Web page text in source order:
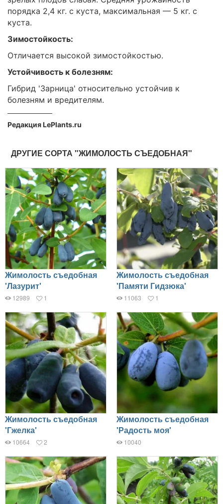
порядка 2,4 кг. с куста, максимальная — 5 кг. с
куста.
Зимостойкость:
Отличается высокой зимостойкостью.
Устойчивость к болезням:
Гибрид 'Зарница' относительно устойчив к
болезням и вредителям.
Редакция LePlants.ru
ДРУГИЕ СОРТА "ЖИМОЛОСТЬ СЪЕДОБНАЯ"
Жимолость съедобная
'Лазурит'
12989 1
Жимолость съедобная
'Памяти Гидзюка'
11063 1
Жимолость съедобная
'Гжелка'
10664 2
Жимолость съедобная
'Радость моя'
10040